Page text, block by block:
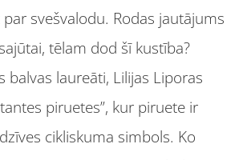
svešvalodu. Rodas jautājums
tēlam dod šī kustība?
balvas laureāti, Lilijas Liporas
piruetes”, kur piruete ir
cikliskuma simbols. Ko